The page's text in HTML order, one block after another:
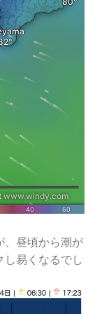
、昼頃から潮が
し易くなるでし